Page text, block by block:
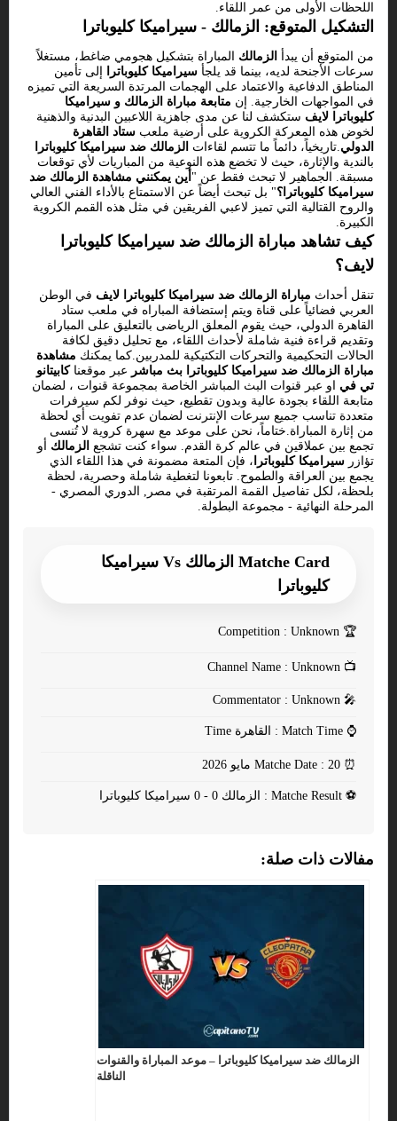
اللحظات الأولى من عمر اللقاء.
التشكيل المتوقع: الزمالك - سيراميكا كليوباترا
من المتوقع أن يبدأ الزمالك المباراة بتشكيل هجومي ضاغط، مستغلاً
سرعات الأجنحة لديه، بينما قد يلجأ سيراميكا كليوباترا
إلى تأمين
المناطق الدفاعية والاعتماد على الهجمات المرتدة السريعة التي تميزه
في المواجهات الخارجية. إن متابعة مباراة الزمالك و سيراميكا
كليوباترا لايف ستكشف لنا عن مدى جاهزية اللاعبين البدنية والذهنية
لخوض هذه المعركة الكروية على أرضية ملعب ستاد القاهرة
الدولي.تاريخياً، دائماً ما تتسم لقاءات الزمالك ضد سيراميكا كليوباترا
بالندية والإثارة، حيث لا تخضع هذه النوعية من المباريات لأي توقعات
مسبقة. الجماهير لا تبحث فقط عن " أين يمكنني مشاهدة الزمالك ضد
سيراميكا كليوباترا؟" بل تبحث أيضاً عن الاستمتاع بالأداء الفني العالي
والروح القتالية التي تميز لاعبي الفريقين في مثل هذه القمم الكروية
الكبيرة.
كيف تشاهد مباراة الزمالك ضد سيراميكا كليوباترا
لايف؟
تنقل أحداث مباراة الزمالك ضد سيراميكا كليوباترا لايف في الوطن
العربي فضائياً على قناة ويتم إستضافة المباراه في ملعب ستاد
القاهرة الدولي، حيث يقوم المعلق الرياضى بالتعليق على المباراة
وتقديم قراءة فنية شاملة لأحداث اللقاء، مع تحليل دقيق لكافة
الحالات التحكيمية والتحركات التكتيكية للمدربين.كما يمكنك مشاهدة
مباراة الزمالك ضد سيراميكا كليوباترا بث مباشر عبر موقعناكابيتانو
تي في او عبر قنوات البث المباشر الخاصة بمجموعة قنوات ، لضمان
متابعة اللقاء بجودة عالية وبدون تقطيع، حيث نوفر لكم سيرفرات
متعددة تناسب جميع سرعات الإنترنت لضمان عدم تفويت أي لحظة
من إثارة المباراة.ختاماً، نحن على موعد مع سهرة كروية لا تُنسى
تجمع بين عملاقين في عالم كرة القدم. سواء كنت تشجع الزمالك أو
تؤازر سيراميكا كليوباترا ، فإن المتعة مضمونة في هذا اللقاء الذي
يجمع بين العراقة والطموح. تابعونا لتغطية شاملة وحصرية، لحظة
بلحظة، لكل تفاصيل القمة المرتقبة في مصر, الدوري المصري -
المرحلة النهائية - مجموعة البطولة.
Matche Card الزمالك Vs سيراميكا
كليوباترا
🏆
📺
🎤
⌚
⏰
⚽
مفالات ذات صلة:
الزمالك ضد سيراميكا كليوباترا – موعد المباراة والقنوات
الناقلة